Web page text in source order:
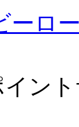
ーロ
イン